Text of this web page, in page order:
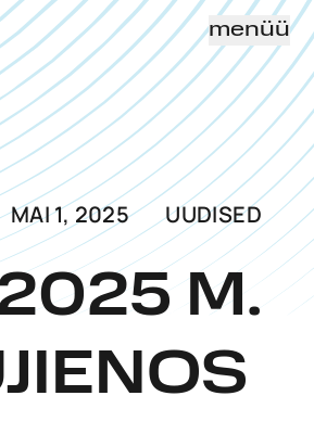
menüü
M.
MAI 1, 2025 UUDISED